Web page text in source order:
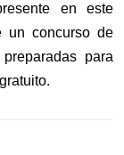
en este
un concurso de
para